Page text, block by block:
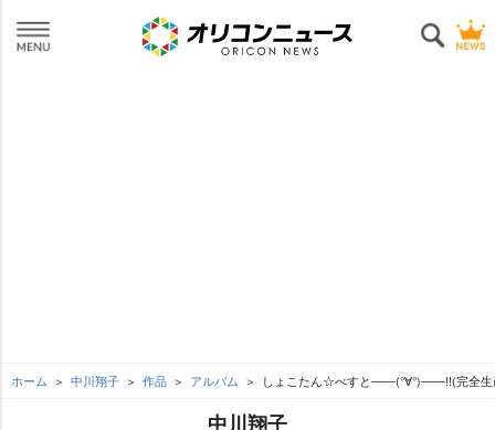
ホーム 中川翔子 作品 アルバム しょこたん☆べすと――(°∀°)――!!(完全生
中川翔子